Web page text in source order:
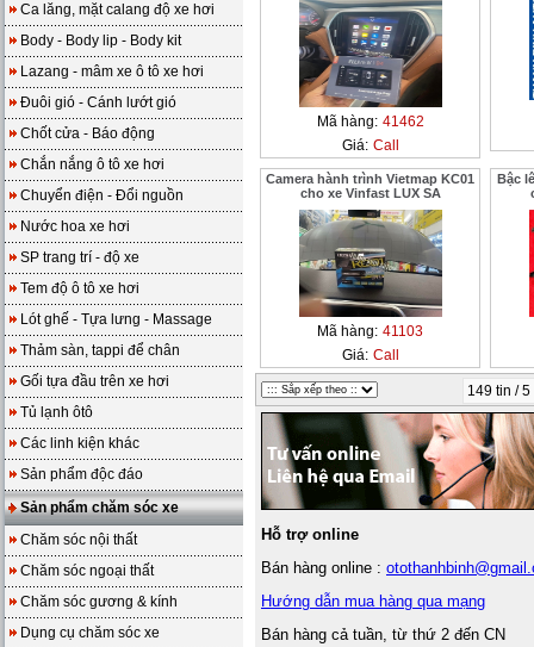
Ca lăng, mặt calang độ xe hơi
Body - Body lip - Body kit
Lazang - mâm xe ô tô xe hơi
Đuôi gió - Cánh lướt gió
Chốt cửa - Báo động
Chắn nắng ô tô xe hơi
Chuyển điện - Đổi nguồn
Nước hoa xe hơi
SP trang trí - độ xe
Tem độ ô tô xe hơi
Lót ghế - Tựa lưng - Massage
Thảm sàn, tappi để chân
Gối tựa đầu trên xe hơi
Tủ lạnh ôtô
Các linh kiện khác
Sản phẩm độc đáo
Sản phẩm chăm sóc xe
Chăm sóc nội thất
Chăm sóc ngoại thất
Chăm sóc gương & kính
Dụng cụ chăm sóc xe
Mã hàng: 41462
Giá: Call
Camera hành trình Vietmap KC01
cho xe Vinfast LUX SA
Mã hàng: 41103
Giá: Call
Bậc
149 tin /
Hỗ trợ online
Bán hàng online :
Hướng dẫn mua hàng qua mạng
Bán hàng cả tuần, từ thứ 2 đến CN